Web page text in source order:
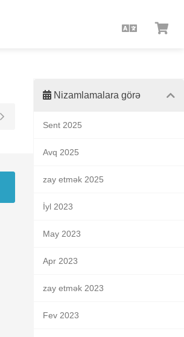
Toggle
Sidebar
Nizamlamalara görə
Sent 2025
Avq 2025
zay etmək 2025
İyl 2023
May 2023
Apr 2023
zay etmək 2023
Fev 2023